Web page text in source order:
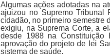
Algumas ações adotadas na
ajuizou no Supremo Tribunal
cidadão, no primeiro semestre
exigiu, na Suprema Corte, a
desde 1988 na Constituição
aprovação do projeto de lei
sistema de saúde.